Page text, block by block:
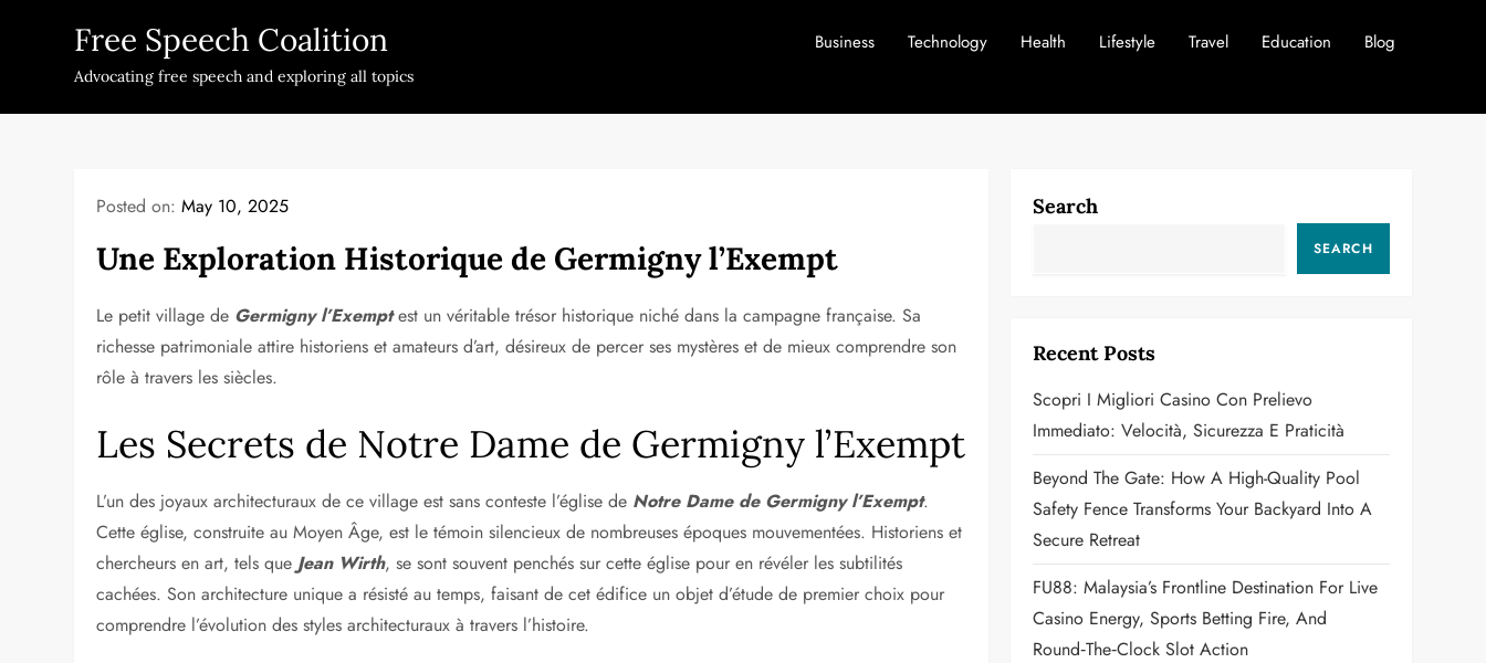
Free Speech Coalition
Advocating free speech and exploring all topics
Business Technology Health Lifestyle Travel Education Blog
Posted on:May 10, 2025
Une Exploration Historique de Germigny l’Exempt
Le petit village de Germigny l’Exemptest un véritable trésor historique niché dans la campagne française. Sa
richesse patrimoniale attire historiens et amateurs d’art, désireux de percer ses mystères et de mieux comprendre son
rôle à travers les siècles.
Les Secrets de Notre Dame de Germigny l’Exempt
L’un des joyaux architecturaux de ce village est sans conteste l’église de Notre Dame de Germigny l’Exempt.
Cette église, construite au Moyen Âge, est le témoin silencieux de nombreuses époques mouvementées. Historiens et
chercheurs en art, tels que Jean Wirth, se sont souvent penchés sur cette église pour en révéler les subtilités
cachées. Son architecture unique a résisté au temps, faisant de cet édifice un objet d’étude de premier choix pour
comprendre l’évolution des styles architecturaux à travers l’histoire.
Search
SEARCH
Recent Posts
Scopri I Migliori Casino Con Prelievo
Immediato: Velocità, Sicurezza E Praticità
Beyond The Gate: How A High-Quality Pool
Safety Fence Transforms Your Backyard Into A
Secure Retreat
FU88: Malaysia’s Frontline Destination For Live
Casino Energy, Sports Betting Fire, And
Round‑the‑Clock Slot Action